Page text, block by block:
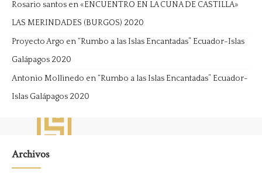
Rosario santos en«ENCUENTRO EN LA CUNA DE CASTILLA»
LAS MERINDADES (BURGOS) 2020
Proyecto Argo en“Rumbo a las Islas Encantadas” Ecuador-Islas
Galápagos 2020
Antonio Mollinedo en“Rumbo a las Islas Encantadas” Ecuador-
Islas Galápagos 2020
ArchivosArchivos